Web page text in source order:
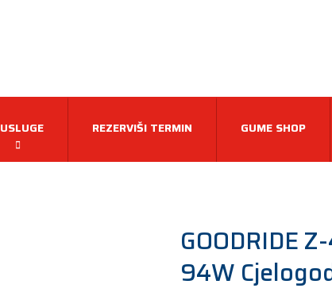
USLUGE REZERVIŠI TERMIN GUME SHOP
GOODRIDE
94W